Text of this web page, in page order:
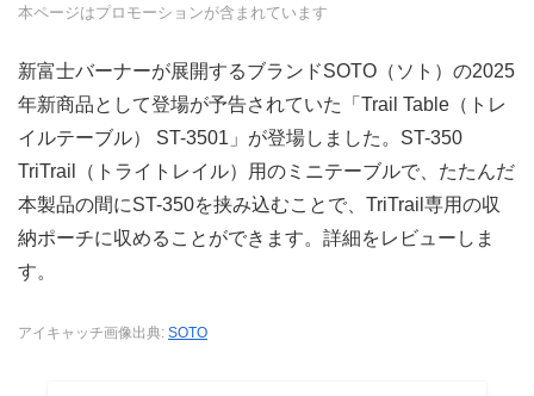
本ページはプロモーションが含まれています
新富士バーナーが展開するブランドSOTO（ソト）の2025
年新商品として登場が予告されていた「Trail Table（トレ
イルテーブル） ST-3501」が登場しました。ST-350
TriTrail（トライトレイル）用のミニテーブルで、たたんだ
本製品の間にST-350を挟み込むことで、TriTrail専用の収
納ポーチに収めることができます。詳細をレビューしま
す。
アイキャッチ画像出典: SOTO